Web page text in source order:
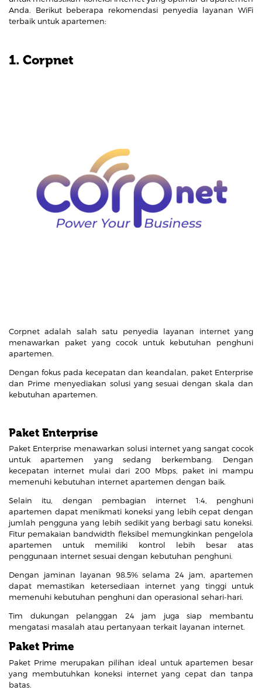
Anda. Berikut beberapa rekomendasi penyedia layanan WiFi
terbaik untuk apartemen:
1. Corpnet
Corpnet adalah salah satu penyedia layanan internet yang
menawarkan paket yang cocok untuk kebutuhan penghuni
apartemen.
Dengan fokus pada kecepatan dan keandalan, paket Enterprise
dan Prime menyediakan solusi yang sesuai dengan skala dan
kebutuhan apartemen.
Paket Enterprise
Paket Enterprise menawarkan solusi internet yang sangat cocok
untuk apartemen yang sedang berkembang. Dengan
kecepatan internet mulai dari 200 Mbps, paket ini mampu
memenuhi kebutuhan internet apartemen dengan baik.
Selain itu, dengan pembagian internet 1:4, penghuni
apartemen dapat menikmati koneksi yang lebih cepat dengan
jumlah pengguna yang lebih sedikit yang berbagi satu koneksi.
Fitur pemakaian bandwidth fleksibel memungkinkan pengelola
apartemen untuk memiliki kontrol lebih besar atas
penggunaan internet sesuai dengan kebutuhan penghuni.
Dengan jaminan layanan 98.5% selama 24 jam, apartemen
dapat memastikan ketersediaan internet yang tinggi untuk
memenuhi kebutuhan penghuni dan operasional sehari-hari.
Tim dukungan pelanggan 24 jam juga siap membantu
mengatasi masalah atau pertanyaan terkait layanan internet.
Paket Prime
Paket Prime merupakan pilihan ideal untuk apartemen besar
yang membutuhkan koneksi internet yang cepat dan tanpa
batas.